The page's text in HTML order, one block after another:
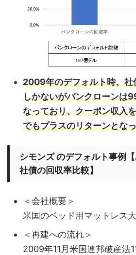
2009年のデフォルト時、社
しかないがバンクローンは
なっており、クーポン収入
でもプラスのリターンとな
シモンズ のデフォルト事例
社債の回収率比較】
＜会社概要＞
米国のベッド用マットレス
＜再建への流れ＞
2009年11月米国連邦破産法